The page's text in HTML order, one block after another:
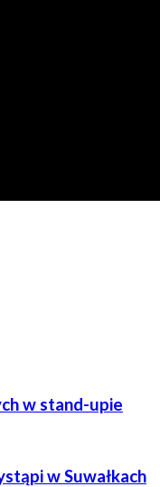
w stand-upie
w Suwałkach